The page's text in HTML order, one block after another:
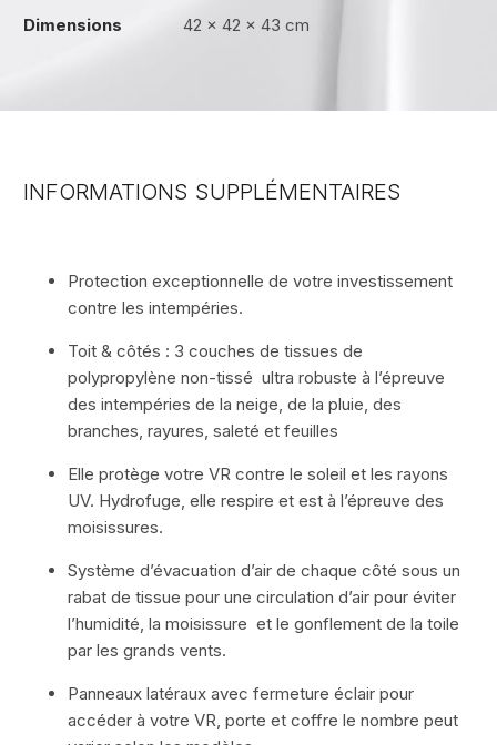
Dimensions
42 × 42 × 43 cm
INFORMATIONS SUPPLÉMENTAIRES
Protection exceptionnelle de votre investissement
contre les intempéries.
Toit & côtés : 3 couches de tissues de
polypropylène non-tissé ultra robuste à l’épreuve
des intempéries de la neige, de la pluie, des
branches, rayures, saleté et feuilles
Elle protège votre VR contre le soleil et les rayons
UV. Hydrofuge, elle respire et est à l’épreuve des
moisissures.
Système d’évacuation d’air de chaque côté sous un
rabat de tissue pour une circulation d’air pour éviter
l’humidité, la moisissure et le gonflement de la toile
par les grands vents.
Panneaux latéraux avec fermeture éclair pour
accéder à votre VR, porte et coffre le nombre peut